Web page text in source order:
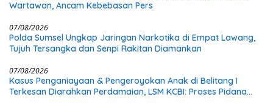
Wartawan, Ancam Kebebasan Pers
07/08/2026
Polda Sumsel Ungkap Jaringan Narkotika di Empat Lawang,
Tujuh Tersangka dan Senpi Rakitan Diamankan
07/08/2026
Kasus Penganiayaan & Pengeroyokan Anak di Belitang I
Terkesan Diarahkan Perdamaian, LSM KCBI: Proses Pidana